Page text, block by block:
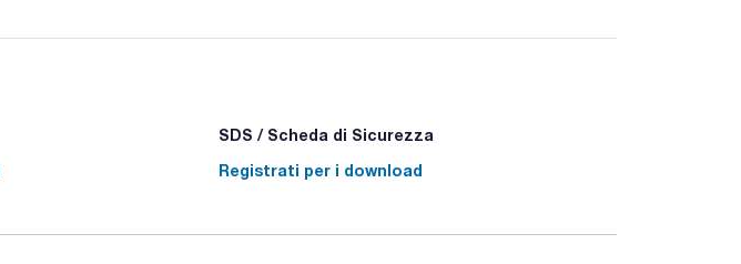
SDS / Scheda di Sicurezza
Registrati per i download